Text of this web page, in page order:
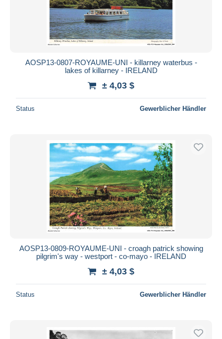
AOSP13-0807-ROYAUME-UNI - killarney waterbus -
lakes of killarney - IRELAND
± 4,03 $
Status Gewerblicher Händler
AOSP13-0809-ROYAUME-UNI - croagh patrick showing
pilgrim's way - westport - co-mayo - IRELAND
± 4,03 $
Status Gewerblicher Händler